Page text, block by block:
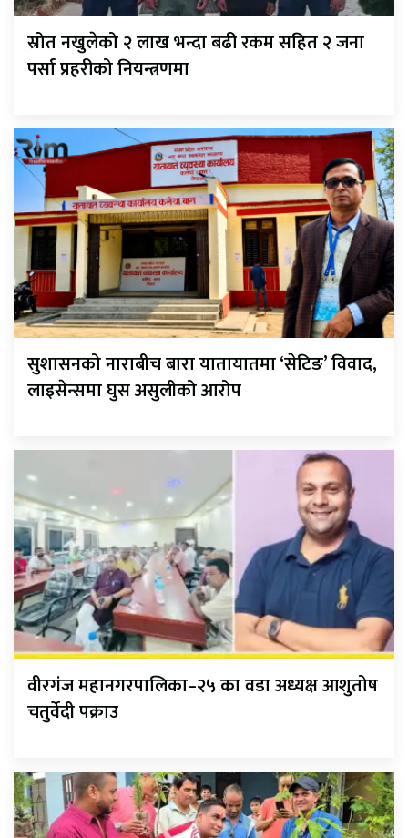
स्रोत नखुलेको २ लाख भन्दा बढी रकम सहित २ जना
पर्सा प्रहरीको नियन्त्रणमा
सुशासनको नाराबीच बारा यातायातमा ‘सेटिङ’ विवाद,
लाइसेन्समा घुस असुलीको आरोप
वीरगंज महानगरपालिका–२५ का वडा अध्यक्ष आशुतोष
चतुर्वेदी पक्राउ